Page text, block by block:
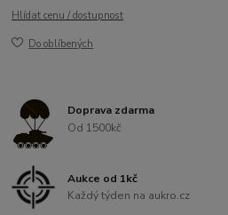
Hlídat cenu / dostupnost
Do oblíbených
Doprava zdarma
Od 1500kč
Aukce od 1kč
Každý týden na aukro.cz